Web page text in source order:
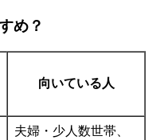
め？
向いている人
夫婦・少人数世帯、